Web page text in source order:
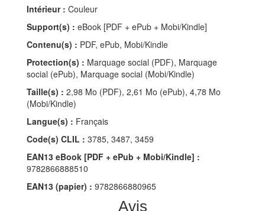
Intérieur : Couleur
Support(s) : eBook [PDF + ePub + Mobi/Kindle]
Contenu(s) : PDF, ePub, Mobi/Kindle
Protection(s) : Marquage social (PDF), Marquage
social (ePub), Marquage social (Mobi/Kindle)
Taille(s) : 2,98 Mo (PDF), 2,61 Mo (ePub), 4,78 Mo
(Mobi/Kindle)
Langue(s) : Français
Code(s) CLIL : 3785, 3487, 3459
EAN13 eBook [PDF + ePub + Mobi/Kindle] :
9782866888510
EAN13 (papier) : 9782866880965
Avis